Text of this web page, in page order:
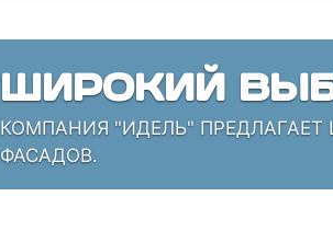
ШИРОКИЙ
КОМПАНИЯ "ИДЕЛЬ"
ФАСАДОВ.